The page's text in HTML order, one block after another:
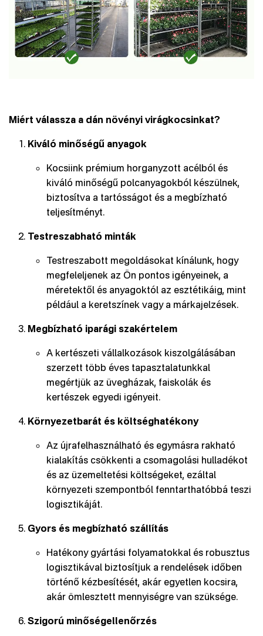
Miért válassza a dán növényi virágkocsinkat?
Kiváló minőségű anyagok
Kocsiink prémium horganyzott acélból és
kiváló minőségű polcanyagokból készülnek,
biztosítva a tartósságot és a megbízható
teljesítményt.
Testreszabható minták
Testreszabott megoldásokat kínálunk, hogy
megfeleljenek az Ön pontos igényeinek, a
méretektől és anyagoktól az esztétikáig, mint
például a keretszínek vagy a márkajelzések.
Megbízható iparági szakértelem
A kertészeti vállalkozások kiszolgálásában
szerzett több éves tapasztalatunkkal
megértjük az üvegházak, faiskolák és
kertészek egyedi igényeit.
Környezetbarát és költséghatékony
Az újrafelhasználható és egymásra rakható
kialakítás csökkenti a csomagolási hulladékot
és az üzemeltetési költségeket, ezáltal
környezeti szempontból fenntarthatóbbá teszi
logisztikáját.
Gyors és megbízható szállítás
Hatékony gyártási folyamatokkal és robusztus
logisztikával biztosítjuk a rendelések időben
történő kézbesítését, akár egyetlen kocsira,
akár ömlesztett mennyiségre van szüksége.
Szigorú minőségellenőrzés